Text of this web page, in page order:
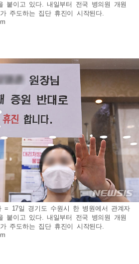
붙이고 있다. 내일부터 전국 병의원 개원
주도하는 집단 휴진이 시작된다.
= 17일 경기도 수원시 한 병원에서 관계자
붙이고 있다. 내일부터 전국 병의원 개원
주도하는 집단 휴진이 시작된다.